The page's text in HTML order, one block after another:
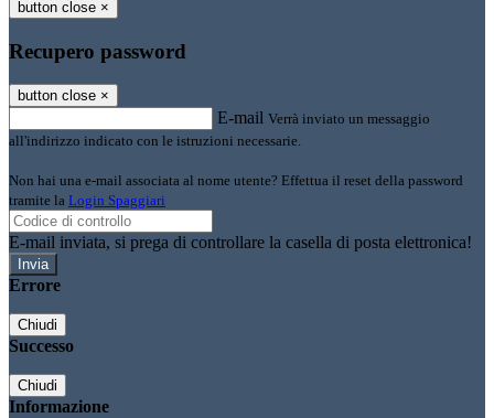
button close ×
Recupero password
button close ×
E-mail Verrà inviato un messaggio
all'indirizzo indicato con le istruzioni necessarie.
Non hai una e-mail associata al nome utente? Effettua il reset della password
tramite la Login Spaggiari
E-mail inviata, si prega di controllare la casella di posta elettronica!
Errore
Chiudi
Successo
Chiudi
Informazione